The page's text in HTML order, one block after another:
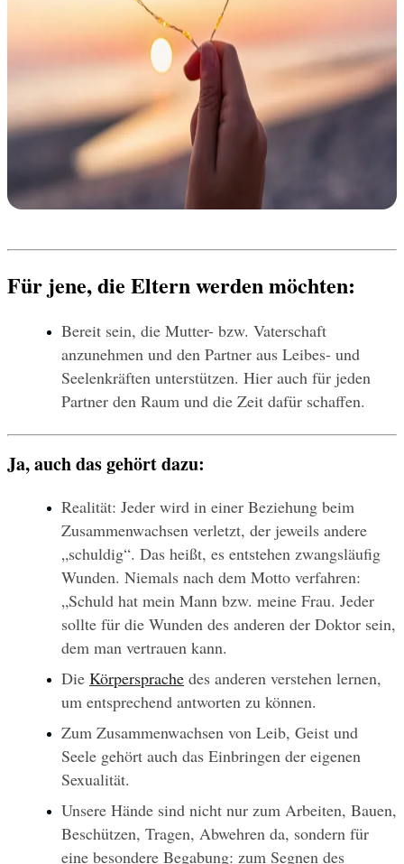
Für jene, die Eltern werden möchten:
Bereit sein, die Mutter- bzw. Vaterschaft
anzunehmen und den Partner aus Leibes- und
Seelenkräften unterstützen. Hier auch für jeden
Partner den Raum und die Zeit dafür schaffen.
Ja, auch das gehört dazu:
Realität: Jeder wird in einer Beziehung beim
Zusammenwachsen verletzt, der jeweils andere
„schuldig“. Das heißt, es entstehen zwangsläufig
Wunden. Niemals nach dem Motto verfahren:
„Schuld hat mein Mann bzw. meine Frau. Jeder
sollte für die Wunden des anderen der Doktor sein,
dem man vertrauen kann.
Die Körpersprache des anderen verstehen lernen,
um entsprechend antworten zu können.
Zum Zusammenwachsen von Leib, Geist und
Seele gehört auch das Einbringen der eigenen
Sexualität.
Unsere Hände sind nicht nur zum Arbeiten, Bauen,
Beschützen, Tragen, Abwehren da, sondern für
eine besondere Begabung: zum Segnen des